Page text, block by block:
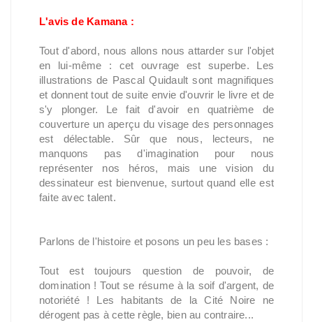
L'avis de Kamana :
Tout d'abord, nous allons nous attarder sur l'objet
en lui-même : cet ouvrage est superbe. Les
illustrations de Pascal Quidault sont magnifiques
et donnent tout de suite envie d'ouvrir le livre et de
s'y plonger. Le fait d'avoir en quatrième de
couverture un aperçu du visage des personnages
est délectable. Sûr que nous, lecteurs, ne
manquons pas d'imagination pour nous
représenter nos héros, mais une vision du
dessinateur est bienvenue, surtout quand elle est
faite avec talent.
Parlons de l'histoire et posons un peu les bases :
Tout est toujours question de pouvoir, de
domination ! Tout se résume à la soif d'argent, de
notoriété ! Les habitants de la Cité Noire ne
dérogent pas à cette règle, bien au contraire...